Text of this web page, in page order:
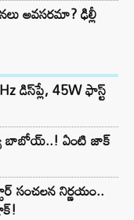
అవసరమా? ఢిల్లీ
డిస్‌ప్లే, 45W ఫాస్ట్
బాబోయ్..! ఏంటి జాక్
సంచలన నిర్ణయం..